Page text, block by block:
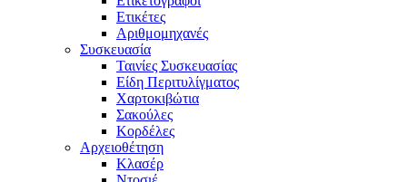
Ετικέτες
Αριθμομηχανές
Συσκευασία
Ταινίες Συσκευασίας
Είδη Περιτυλίγματος
Χαρτοκιβώτια
Σακούλες
Κορδέλες
Αρχειοθέτηση
Κλασέρ